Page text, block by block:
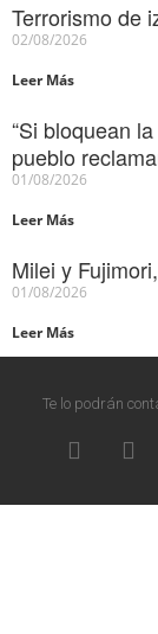
Terrorismo de
02/08/2026
Leer Más
“Si bloquean
pueblo
01/08/2026
Leer Más
Milei y
01/08/2026
Leer Más
Te lo podrán